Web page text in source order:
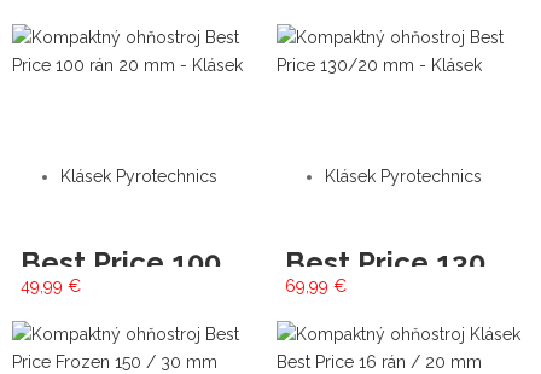
Klásek Pyrotechnics
49,99 €
Klásek Pyrotechnics
69,99 €